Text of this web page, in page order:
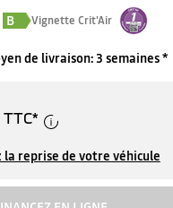
B Vignette Crit'Air
de livraison: 3 semaines *
TTC*
la reprise de votre véhicule